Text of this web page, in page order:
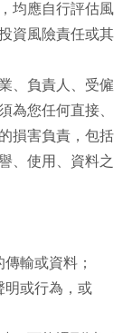
均應自行評估風
資風險責任或其
、負責人、受僱
為您任何直接、
損害負責，包括
、使用、資料之
輸或資料；
明或行為，或